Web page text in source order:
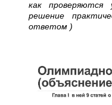
как
решение
ответом )